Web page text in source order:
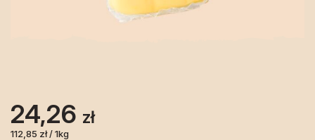
24,26 zł
112,85 zł / 1kg